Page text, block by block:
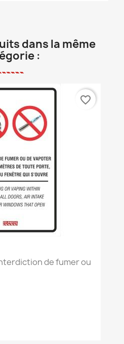
dans la même
:
de fumer ou
favorite_border